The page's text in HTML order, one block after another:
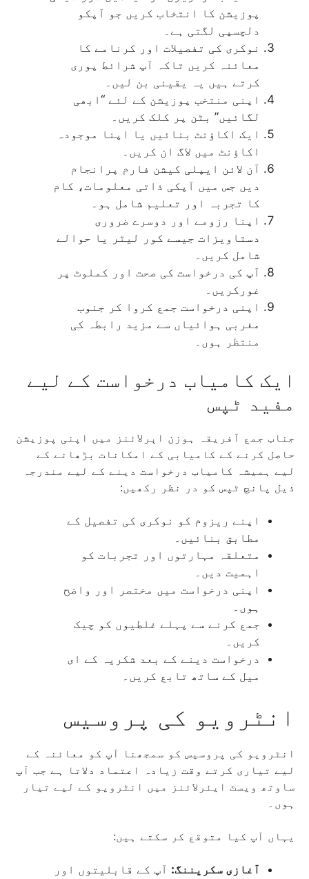
پوزیشن کا انتخاب کریں جو آپکو
دلچسپی لگتی ہے۔
نوکری کی تفصیلات اور کرنامے کا
معائنہ کریں تاکہ آپ شرائط پوری
کرتے ہیں یہ یقینی بن لیں۔
اپنی منتخب پوزیشن کے لئے “ابھی
لگائیں” بٹن پر کلک کریں۔
ایک اکاؤنٹ بنائیں یا اپنا موجودہ
اکاؤنٹ میں لاگ ان کریں۔
آن لائن ایپلی کیشن فارم پرانجام
دیں جس میں آپکی ذاتی معلومات، کام
کا تجربہ اور تعلیم شامل ہو۔
اپنا رزومے اور دوسرے ضروری
دستاویزات جیسے کور لیٹر یا حوالے
شامل کریں۔
آپ کی درخواست کی صحت اور کملوٹ پر
غورکریں۔
اپنی درخواست جمع کروا کر جنوب
مغربی ہوائیاں سے مزید رابطہ کی
منتظر ہوں۔
ایک کامیاب درخواست کے لیے
مفید ٹپس
جناب جمع آفریقہ ہوزن اېرلائنز میں اپنی پوزیشن
حاصل کرنے کے کامیابی کے امکانات بڑھانے کے
لیے ہمیشہ کامیاب درخواست دینے کے لیے مندرجہ
ذیل پانچ ٹپس کو در نظر رکھیں:
اپنے ریزوم کو نوکری کی تفصیل کے
مطابق بنائیں۔
متعلقہ مہارتوں اور تجربات کو
اہمیت دیں۔
اپنی درخواست میں مختصر اور واضح
ہوں۔
جمع کرنے سے پہلے غلطیوں کو چیک
کریں۔
درخواست دینے کے بعد شکریہ کے ای
میل کے ساتھ تابع کریں۔
انٹرویو کی پروسیس
انٹرویو کی پروسیس کو سمجھنا آپ کو معائنہ کے
لیے تیاری کرتے وقت زیادہ اعتماد دلاتا ہے جب آپ
ساوتھ ویسٹ ایئرلائنز میں انٹرویو کے لیے تیار
ہوں۔
یہاں آپ کیا متوقع کر سکتے ہیں:
آغازی سکریننگ: آپ کے قابلیتوں اور